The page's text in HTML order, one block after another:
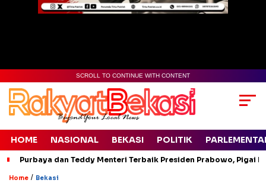
SCROLL TO CONTINUE WITH CONTENT
HOME NASIONAL BEKASI POLITIK
Purbaya dan Teddy Menteri Terbaik Presiden Prabowo, Pigai
Home / Bekasi